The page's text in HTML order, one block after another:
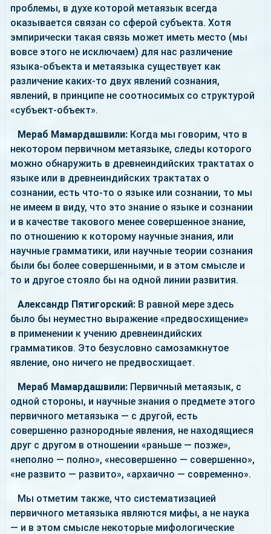
проблемы, в духе которой метаязык всегда
оказывается связан со сферой субъекта. Хотя
эмпирически такая связь может иметь место (мы
вовсе этого не исключаем) для нас различение
языка-объекта и метаязыка существует как
различение каких-то двух явлений сознания,
явлений, в принципе не соотносимых со структурой
«субъект-объект».
Мераб Мамардашвили: Когда мы говорим, что в
некотором первичном метаязыке, следы которого
можно обнаружить в древнеиндийских трактатах о
языке или в древнеиндийских трактатах о
сознании, есть что-то о языке или сознании, то мы
не имеем в виду, что это знание о языке и сознании
и в качестве такового менее совершенное знание,
по отношению к которому научные знания, или
научные грамматики, или научные теории сознания
были бы более совершенными, и в этом смысле и
то и другое стояло бы на одной линии развития.
Александр Пятигорский: В равной мере здесь
было бы неуместно выражение «предвосхищение»
в применении к учению древнеиндийских
грамматиков. Это безусловно самозамкнутое
явление, оно ничего не предвосхищает.
Мераб Мамардашвили: Первичный метаязык, с
одной стороны, и научные знания о предмете этого
первичного метаязыка — с другой, есть
совершенно разнородные явления, не находящиеся
друг с другом в отношении «раньше — позже»,
«неполно — полно», «несовершенно — совершенно»,
«не развито — развито», «архаично — современно».
Мы отметим также, что систематизацией
первичного метаязыка являются мифы, а не наука
— и в этом смысле некоторые мифологические